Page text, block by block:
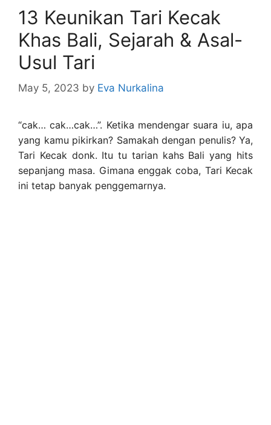
13 Keunikan Tari Kecak
Khas Bali, Sejarah & Asal-
Usul Tari
May 5, 2023 by Eva Nurkalina
“cak… cak…cak…”. Ketika mendengar suara iu, apa
yang kamu pikirkan? Samakah dengan penulis? Ya,
Tari Kecak donk. Itu tu tarian kahs Bali yang hits
sepanjang masa. Gimana enggak coba, Tari Kecak
ini tetap banyak penggemarnya.